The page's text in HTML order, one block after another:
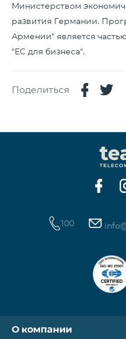
Министерством
развития Германии.
Армении" является
"ЕС для бизнеса".
Поделиться
100
О компании